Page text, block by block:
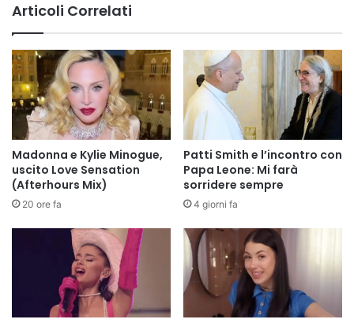
Articoli Correlati
Madonna e Kylie Minogue,
uscito Love Sensation
(Afterhours Mix)
20 ore fa
Patti Smith e l’incontro con
Papa Leone: Mi farà
sorridere sempre
4 giorni fa